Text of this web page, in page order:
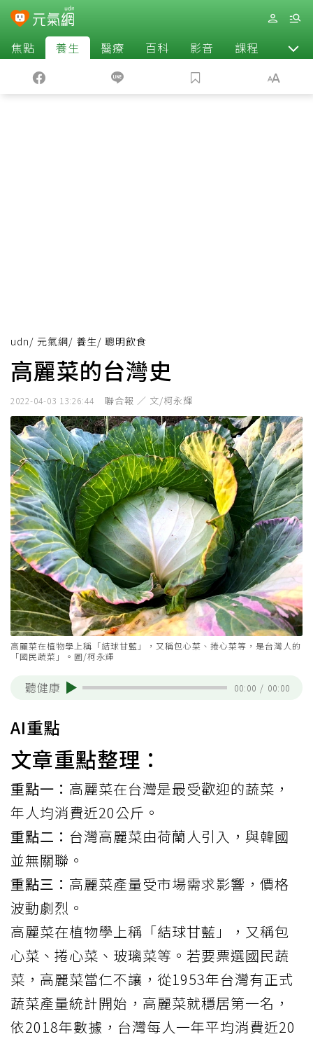
焦點 養生 醫療 百科 影音 課程 退休
udn/ 元氣網/ 養生/ 聰明飲食
高麗菜的台灣史
2022-04-03 13:26:44 聯合報 ／ 文/柯永輝
高麗菜在植物學上稱「結球甘藍」，又稱包心菜、捲心菜等，是台灣人的
「國民蔬菜」。圖/柯永輝
聽健康 00:00 / 00:00
AI重點
文章重點整理：
重點一： 高麗菜在台灣是最受歡迎的蔬菜，
年人均消費近20公斤。
重點二： 台灣高麗菜由荷蘭人引入，與韓國
並無關聯。
重點三： 高麗菜產量受市場需求影響，價格
波動劇烈。
高麗菜在植物學上稱「結球甘藍」，又稱包
心菜、捲心菜、玻璃菜等。若要票選國民蔬
菜，高麗菜當仁不讓，從1953年台灣有正式
蔬菜產量統計開始，高麗菜就穩居第一名，
依2018年數據，台灣每人一年平均消費近20